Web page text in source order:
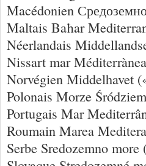
Macédonien
Maltais Baħar
Néerlandais
Nissart mar Méditerrànea
Norvégien Middelhavet
Polonais Morze
Portugais Mar
Roumain Marea
Serbe Sredozemno